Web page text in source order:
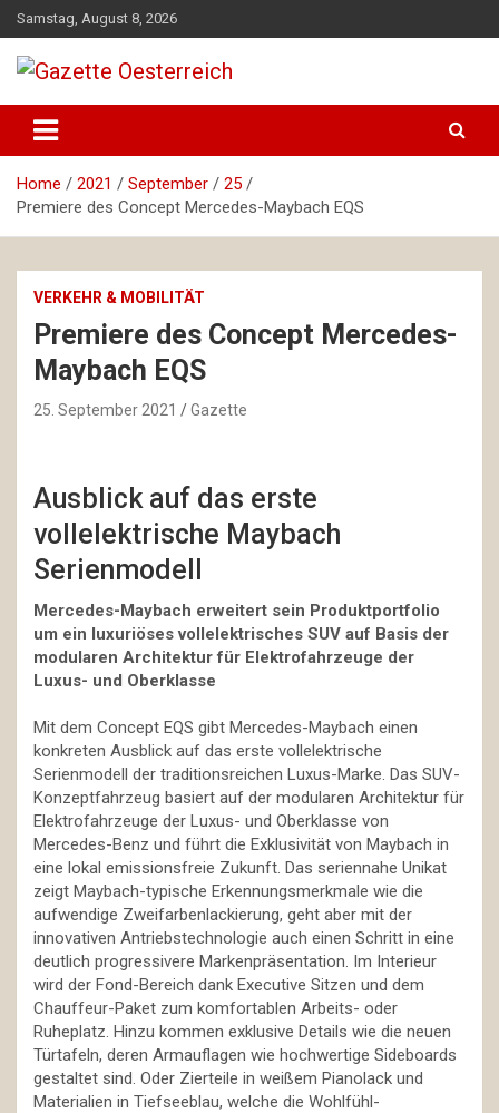
Skip
to
content
Samstag, August 8, 2026
Gazette Oesterreich
Home 2021 September
25
Premiere des Concept Mercedes-Maybach EQS
VERKEHR & MOBILITÄT
Premiere des Concept Mercedes-
Maybach EQS
25. September 2021 Gazette
Ausblick auf das erste
vollelektrische Maybach
Serienmodell
Mercedes-Maybach erweitert sein Produktportfolio
um ein luxuriöses vollelektrisches SUV auf Basis der
modularen Architektur für Elektrofahrzeuge der
Luxus- und Oberklasse
Mit dem Concept EQS gibt Mercedes-Maybach einen
konkreten Ausblick auf das erste vollelektrische
Serienmodell der traditionsreichen Luxus-Marke. Das SUV-
Konzeptfahrzeug basiert auf der modularen Architektur für
Elektrofahrzeuge der Luxus- und Oberklasse von
Mercedes-Benz und führt die Exklusivität von Maybach in
eine lokal emissionsfreie Zukunft. Das seriennahe Unikat
zeigt Maybach-typische Erkennungsmerkmale wie die
aufwendige Zweifarbenlackierung, geht aber mit der
innovativen Antriebstechnologie auch einen Schritt in eine
deutlich progressivere Markenpräsentation. Im Interieur
wird der Fond-Bereich dank Executive Sitzen und dem
Chauffeur-Paket zum komfortablen Arbeits- oder
Ruheplatz. Hinzu kommen exklusive Details wie die neuen
Türtafeln, deren Armauflagen wie hochwertige Sideboards
gestaltet sind. Oder Zierteile in weißem Pianolack und
Materialien in Tiefseeblau, welche die Wohlfühl-